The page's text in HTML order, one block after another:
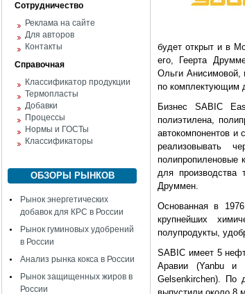
Сотрудничество
Реклама на сайте
Для авторов
Контакты
Справочная
Классификатор продукции
Термопласты
Добавки
Процессы
Нормы и ГОСТы
Классификаторы
ОБЗОРЫ РЫНКОВ
Рынок энергетических
добавок для КРС в России
Рынок гуминовых удобрений
в России
Анализ рынка кокса в России
Рынок защищенных жиров в
России
будет открыт и в
его, Геерта
Ольги
по комплектующим
Бизнес SABIC
полиэтилена,
автокомпонентов и
реализовывать
полипропиленовые
для производства
Друммен.
Основанная в
крупнейших
полупродукты,
SABIC имеет 5
Аравии (Yanbu и
Gelsenkirchen). По